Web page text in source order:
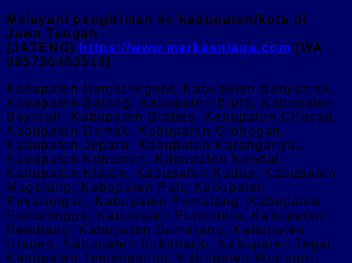
Melayani pengiriman ke kabupaten/kota di
Jawa Tengah
(JATENG) https://www.markasniaga.com [WA
085730453518]
Kabupaten Banjarnegara, Kabupaten Banyumas,
Kabupaten Batang, Kabupaten Blora, Kabupaten
Boyolali, Kabupaten Brebes, Kabupaten Cilacap,
Kabupaten Demak, Kabupaten Grobogan,
Kabupaten Jepara, Kabupaten Karanganyar,
Kabupaten Kebumen, Kabupaten Kendal,
Kabupaten Klaten, Kabupaten Kudus, Kabupaten
Magelang, Kabupaten Pati, Kabupaten
Pekalongan, Kabupaten Pemalang, Kabupaten
Purbalingga, Kabupaten Purworejo, Kabupaten
Rembang, Kabupaten Semarang, Kabupaten
Sragen, Kabupaten Sukoharjo, Kabupaten Tegal,
Kabupaten Temanggung, Kabupaten Wonogiri,